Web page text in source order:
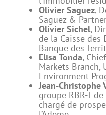
Olivier Saguez,
Saguez &
Olivier Sichel,
de la Caisse des
Banque des
Elisa Tonda,
Markets Branch,
Environment
Jean-Christophe
groupe RBR-T
chargé de